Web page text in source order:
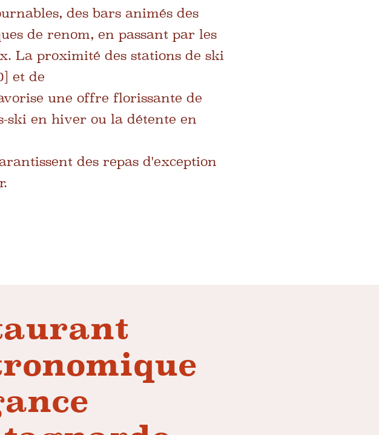
des bars animés des
de renom, en passant par les
La proximité des stations de ski
et de
une offre florissante de
ski en hiver ou la détente en
des repas d'exception